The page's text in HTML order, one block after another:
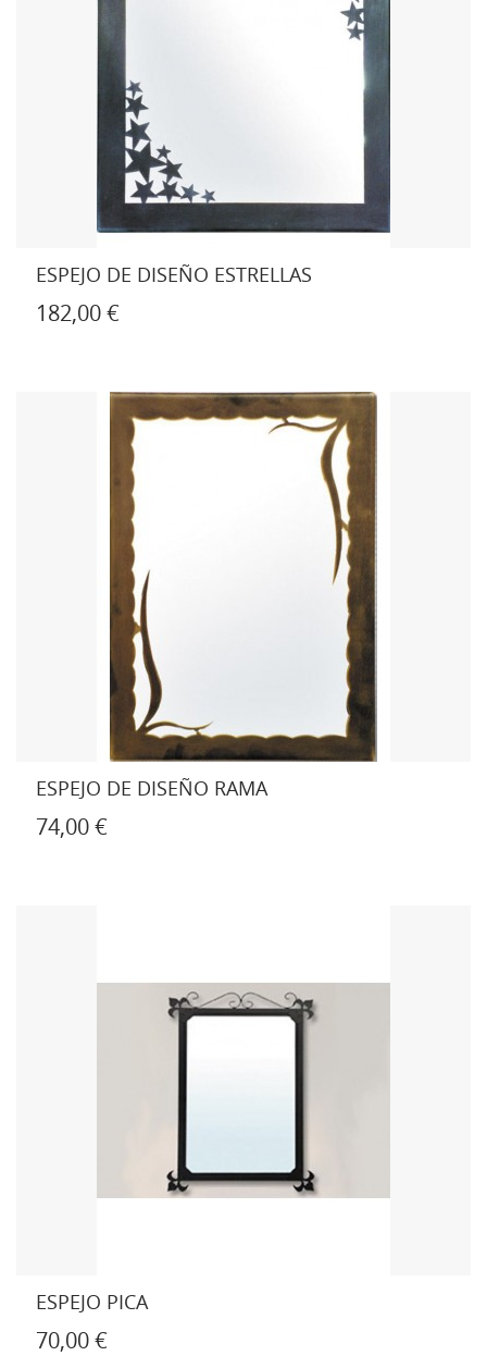
ESPEJO DE DISEÑO ESTRELLAS
182,00 €
ESPEJO DE DISEÑO RAMA
74,00 €
ESPEJO PICA
70,00 €